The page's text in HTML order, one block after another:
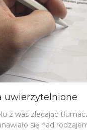
uwierzytelnione
z was zlecając
się nad